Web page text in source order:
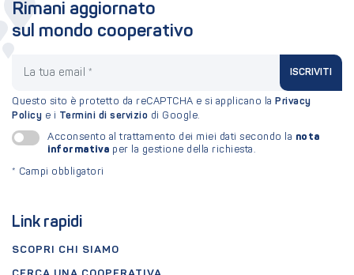
Link rapidi
SCOPRI CHI SIAMO
Rimani aggiornato
sul mondo cooperativo
ISCRIVITI
Questo sito è protetto da reCAPTCHA e si applicano la Privacy
Policy e i Termini di servizio di Google.
Acconsento al trattamento dei miei dati secondo la nota
informativa per la gestione della richiesta.
* Campi obbligatori